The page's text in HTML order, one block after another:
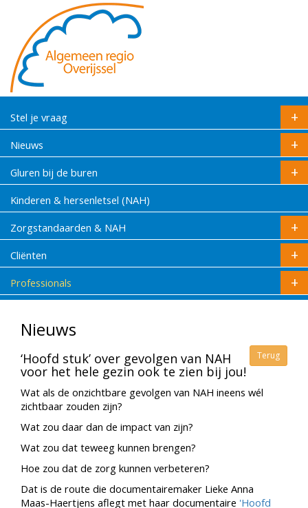
Stel je vraag
Nieuws
Gluren bij de buren
Kinderen & hersenletsel (NAH)
Zorgstandaarden & NAH
Cliënten
Professionals
Nieuws
Terug
‘Hoofd stuk’ over gevolgen van NAH
voor het hele gezin ook te zien bij jou!
Wat als de onzichtbare gevolgen van NAH ineens wél
zichtbaar zouden zijn?
Wat zou daar dan de impact van zijn?
Wat zou dat teweeg kunnen brengen?
Hoe zou dat de zorg kunnen verbeteren?
Dat is de route die documentairemaker Lieke Anna
Maas-Haertjens aflegt met haar documentaire 'Hoofd